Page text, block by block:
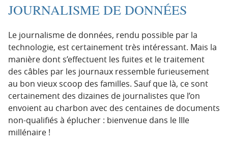
JOURNALISME DE DONNÉES
Le journalisme de données, rendu possible par la
technologie, est certainement très intéressant. Mais la
manière dont s’effectuent les fuites et le traitement
des câbles par les journaux ressemble furieusement
au bon vieux scoop des familles. Sauf que là, ce sont
certainement des dizaines de journalistes que l’on
envoient au charbon avec des centaines de documents
non-qualifiés à éplucher : bienvenue dans le IIIe
millénaire !